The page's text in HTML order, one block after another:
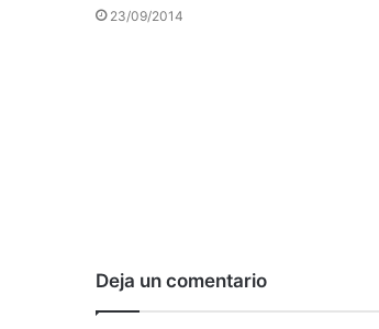
23/09/2014
Deja un comentario